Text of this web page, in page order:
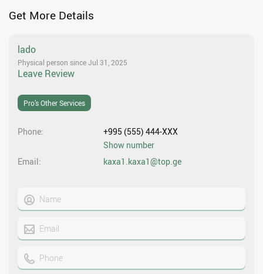
Get More Details
lado
Physical person since Jul 31, 2025
Leave Review
Pro’s Other Services
Phone
+995 (555) 444-XXX
Show number
Email
kaxa1.kaxa1@top.ge